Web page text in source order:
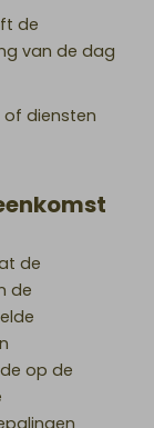
de
van de dag
diensten
de
de
op de